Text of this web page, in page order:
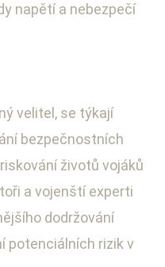
napětí a nebezpečí
velitel, se týkají
bezpečnostních
životů vojáků
a vojenští experti
dodržování
potenciálních rizik v